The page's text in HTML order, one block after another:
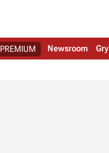
PREMIUM Newsroom Gry